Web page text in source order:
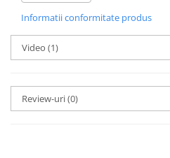
Foliile noastre
tu.
Materialul
Informatii conformitate produs
Video (1)
Review-uri(0)